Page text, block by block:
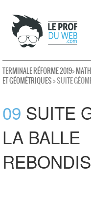
TERMINALE RÉFORME 2019>
ET GÉOMÉTRIQUES> SUITE
09 SUITE
LA BALLE